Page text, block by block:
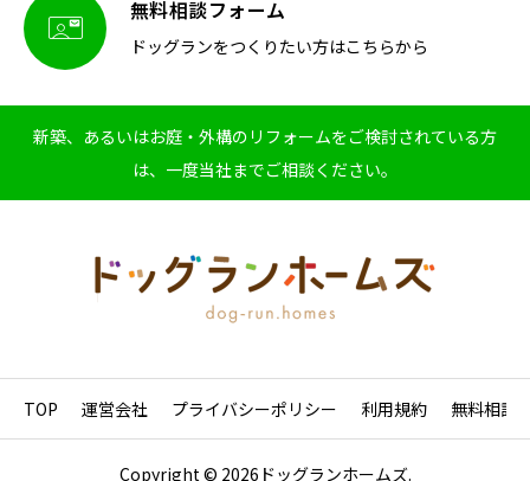
 無料相談フォーム
ドッグランをつくりたい方はこちらから
新築、あるいはお庭・外構のリフォームをご検討されている方
は、一度当社までご相談ください。
TOP 運営会社 プライバシーポリシー 利用規約 無料相談
Copyright © 2026ドッグランホームズ.